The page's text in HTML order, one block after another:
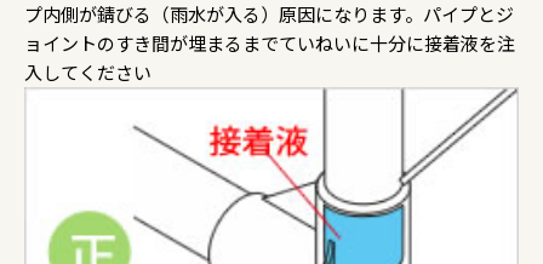
プ内側が錆びる（雨水が入る）原因になります。パイプとジ
ョイントのすき間が埋まるまでていねいに十分に接着液を注
入してください